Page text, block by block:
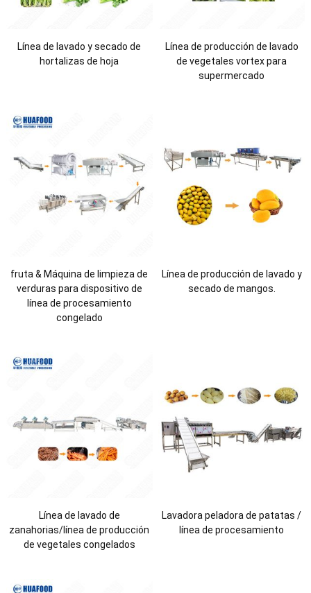
Línea de lavado y secado de
hortalizas de hoja
Línea de producción de lavado
de vegetales vortex para
supermercado
fruta & Máquina de limpieza de
verduras para dispositivo de
línea de procesamiento
congelado
Línea de producción de lavado y
secado de mangos.
Línea de lavado de
zanahorias/línea de producción
de vegetales congelados
Lavadora peladora de patatas /
línea de procesamiento